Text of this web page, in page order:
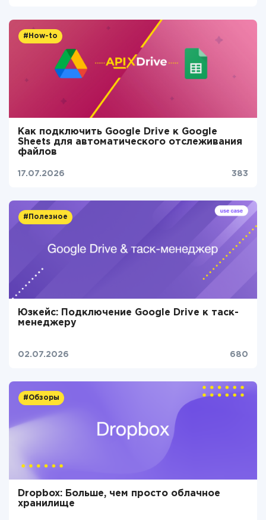
#How-to
Как подключить Google Drive к Google
Sheets для автоматического отслеживания
файлов
17.07.2026 383
#Полезное
Юзкейс: Подключение Google Drive к таск-
менеджеру
02.07.2026 680
#Обзоры
Dropbox: Больше, чем просто облачное
хранилище